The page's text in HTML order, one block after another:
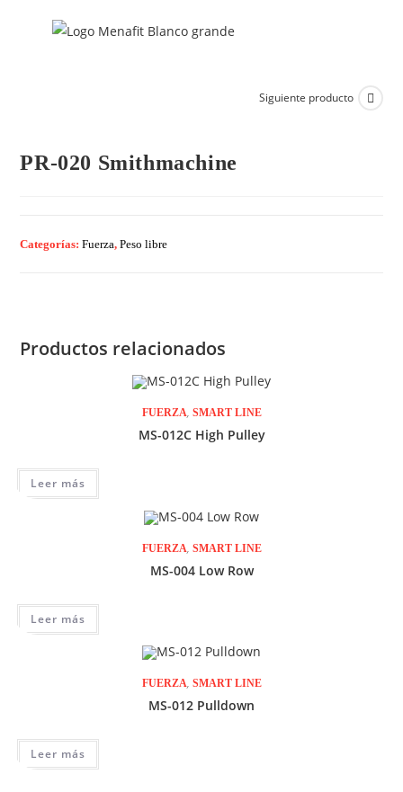
Siguiente producto
PR-020 Smithmachine
Categorías:Fuerza,Peso libre
Productos relacionados
FUERZA, SMART LINE
MS-012C High Pulley
Leer más
FUERZA, SMART LINE
MS-004 Low Row
Leer más
FUERZA, SMART LINE
MS-012 Pulldown
Leer más